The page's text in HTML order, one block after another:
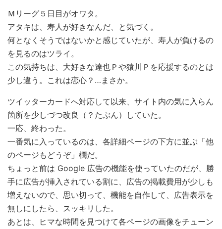
Ｍリーグ５日目がオワタ。
アタキは、寿人が好きなんだ、と気づく。
何となくそうではないかと感じていたが、寿人が負けるの
を見るのはツライ。
この気持ちは、大好きな達也Ｐや猿川Ｐを応援するのとは
少し違う。これは恋心？…まさか。
ツイッターカードへ対応して以来、サイト内の気に入らん
箇所を少しづつ改良（？たぶん）していた。
一応、終わった。
一番気に入っているのは、各詳細ページの下方に並ぶ「他
のページもどうぞ」欄だ。
ちょっと前は Google 広告の機能を使っていたのだが、勝
手に広告が挿入されている割に、広告の掲載費用が少しも
増えないので、思い切って、機能を自作して、広告表示を
無しにしたら、スッキリした。
あとは、ヒマな時間を見つけて各ページの画像をチューン